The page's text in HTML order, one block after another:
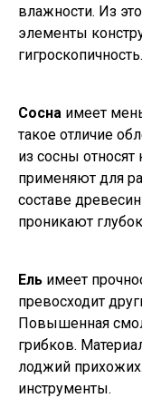
влажности. Из
элементы
гигроскопичность.
Сосна имеет
такое отличие
из сосны
применяют для
составе
проникают
Ель имеет
превосходит
Повышенная
грибков.
лоджий
инструменты.